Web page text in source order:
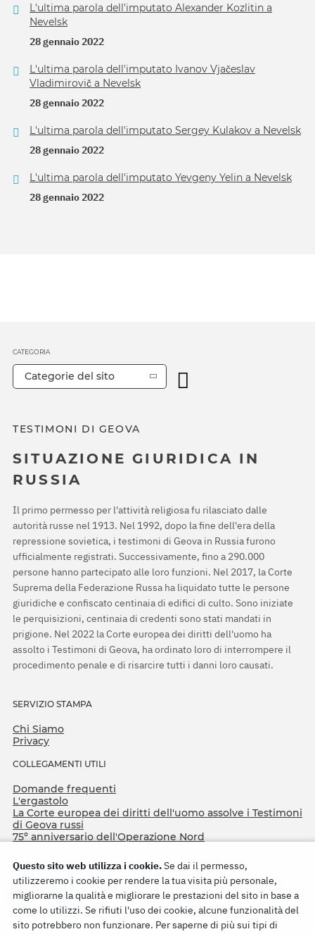
L'ultima parola dell'imputato Alexander Kozlitin a
Nevelsk
28 gennaio 2022
L'ultima parola dell'imputato Ivanov Vjačeslav
Vladimirovič a Nevelsk
28 gennaio 2022
L'ultima parola dell'imputato Sergey Kulakov a Nevelsk
28 gennaio 2022
L'ultima parola dell'imputato Yevgeny Yelin a Nevelsk
28 gennaio 2022
TESTIMONI DI GEOVA
SITUAZIONE GIURIDICA IN
RUSSIA
Il primo permesso per l'attività religiosa fu rilasciato dalle
autorità russe nel 1913. Nel 1992, dopo la fine dell'era della
repressione sovietica, i testimoni di Geova in Russia furono
ufficialmente registrati. Successivamente, fino a 290.000
persone hanno partecipato alle loro funzioni. Nel 2017, la Corte
Suprema della Federazione Russa ha liquidato tutte le persone
giuridiche e confiscato centinaia di edifici di culto. Sono iniziate
le perquisizioni, centinaia di credenti sono stati mandati in
prigione. Nel 2022 la Corte europea dei diritti dell'uomo ha
assolto i Testimoni di Geova, ha ordinato loro di interrompere il
procedimento penale e di risarcire tutti i danni loro causati.
SERVIZIO STAMPA
Chi Siamo
Privacy
COLLEGAMENTI UTILI
Domande frequenti
L'ergastolo
La Corte europea dei diritti dell'uomo assolve i Testimoni
di Geova russi
75º anniversario dell'Operazione Nord
CATEGORIA
Categorie del sito
Questo sito web utilizza i cookie.Se dai il permesso,
utilizzeremo i cookie per rendere la tua visita più personale,
migliorarne la qualità e migliorare le prestazioni del sito in base a
come lo utilizzi. Se rifiuti l'uso dei cookie, alcune funzionalità del
sito potrebbero non funzionare. Per saperne di più sui tipi di